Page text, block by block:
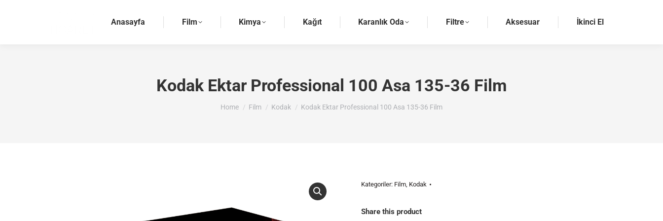
Anasayfa Film Kimya Kağıt Karanlık Oda Filtre Aksesuar İkinci El
Kodak Ektar Professional 100 Asa 135-36 Film
You are here:
Home Film Kodak Kodak Ektar Professional 100 Asa 135-36 Film
Kategoriler: Film, Kodak
Share this product